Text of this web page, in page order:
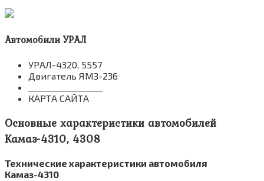
Автомобили УРАЛ
УРАЛ-4320, 5557
Двигатель ЯМЗ-236
КАРТА САЙТА
Основные характеристики автомобилей
Камаз-4310, 4308
Технические характеристики автомобиля
Камаз-4310